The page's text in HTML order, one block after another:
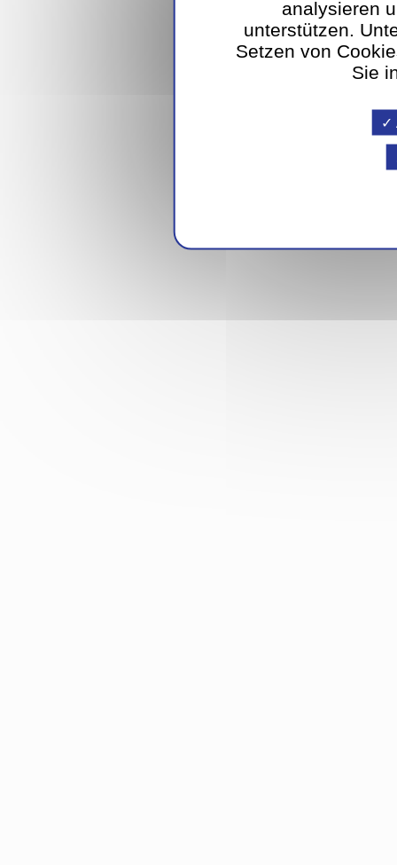
analysieren
unterstützen.
Setzen von
Sie